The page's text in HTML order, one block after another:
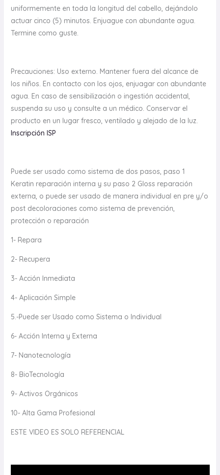
uniformemente en toda la longitud del cabello, dejándolo
actuar cinco (5) minutos. Enjuague con abundante agua.
Termine como guste.
Precauciones: Uso externo. Mantener fuera del alcance de
los niños. En contacto con los ojos, enjuagar con abundante
agua. En caso de sensibilización o ingestión accidental,
suspenda su uso y consulte a un médico. Conservar el
producto en un lugar fresco, ventilado y alejado de la luz.
Inscripción ISP
Puede ser usado como sistema de dos pasos, paso 1
Keratin reparación interna y su paso 2 Gloss reparación
externa, o puede ser usado de manera individual en pre y/o
post decoloraciones como sistema de prevención,
protección o reparación
1- Repara
2- Recupera
3- Acción Inmediata
4- Aplicación Simple
5.-Puede ser Usado como Sistema o Individual
6- Acción Interna y Externa
7- Nanotecnología
8- BioTecnología
9- Activos Orgánicos
10- Alta Gama Profesional
ESTE VIDEO ES SOLO REFERENCIAL